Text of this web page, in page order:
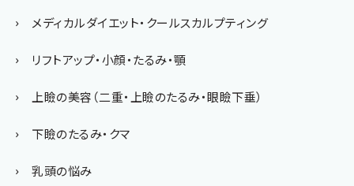
メディカルダイエット・クールスカルプティング
リフトアップ・小顔・たるみ・顎
上瞼の美容（二重・上瞼のたるみ・眼瞼下垂）
下瞼のたるみ・クマ
乳頭の悩み